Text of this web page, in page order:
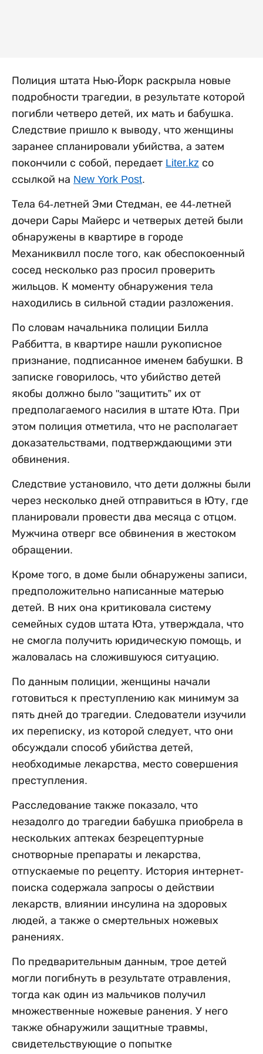
Полиция штата Нью-Йорк раскрыла новые
подробности трагедии, в результате которой
погибли четверо детей, их мать и бабушка.
Следствие пришло к выводу, что женщины
заранее спланировали убийства, а затем
покончили с собой, передает Liter.kz со
ссылкой на New York Post.
Тела 64-летней Эми Стедман, ее 44-летней
дочери Сары Майерс и четверых детей были
обнаружены в квартире в городе
Механиквилл после того, как обеспокоенный
сосед несколько раз просил проверить
жильцов. К моменту обнаружения тела
находились в сильной стадии разложения.
По словам начальника полиции Билла
Раббитта, в квартире нашли рукописное
признание, подписанное именем бабушки. В
записке говорилось, что убийство детей
якобы должно было "защитить” их от
предполагаемого насилия в штате Юта. При
этом полиция отметила, что не располагает
доказательствами, подтверждающими эти
обвинения.
Следствие установило, что дети должны были
через несколько дней отправиться в Юту, где
планировали провести два месяца с отцом.
Мужчина отверг все обвинения в жестоком
обращении.
Кроме того, в доме были обнаружены записи,
предположительно написанные матерью
детей. В них она критиковала систему
семейных судов штата Юта, утверждала, что
не смогла получить юридическую помощь, и
жаловалась на сложившуюся ситуацию.
По данным полиции, женщины начали
готовиться к преступлению как минимум за
пять дней до трагедии. Следователи изучили
их переписку, из которой следует, что они
обсуждали способ убийства детей,
необходимые лекарства, место совершения
преступления.
Расследование также показало, что
незадолго до трагедии бабушка приобрела в
нескольких аптеках безрецептурные
снотворные препараты и лекарства,
отпускаемые по рецепту. История интернет-
поиска содержала запросы о действии
лекарств, влиянии инсулина на здоровых
людей, а также о смертельных ножевых
ранениях.
По предварительным данным, трое детей
могли погибнуть в результате отравления,
тогда как один из мальчиков получил
множественные ножевые ранения. У него
также обнаружили защитные травмы,
свидетельствующие о попытке